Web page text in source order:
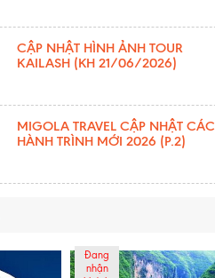
CẬP NHẬT HÌNH ẢNH TOUR
KAILASH (KH 21/06/2026)
MIGOLA TRAVEL CẬP NHẬT CÁC
HÀNH TRÌNH MỚI 2026 (P.2)
Đang
nhận